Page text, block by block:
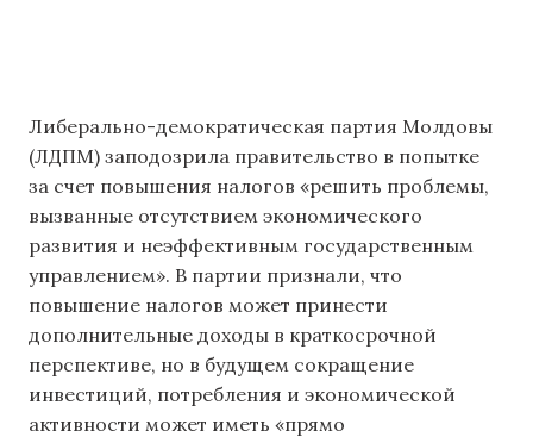
Либерально-демократическая партия Молдовы
(ЛДПМ) заподозрила правительство в попытке
за счет повышения налогов «решить проблемы,
вызванные отсутствием экономического
развития и неэффективным государственным
управлением». В партии признали, что
повышение налогов может принести
дополнительные доходы в краткосрочной
перспективе, но в будущем сокращение
инвестиций, потребления и экономической
активности может иметь «прямо